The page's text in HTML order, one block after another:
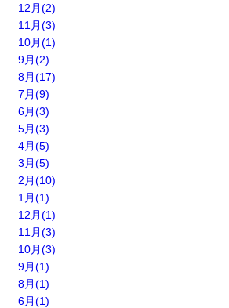
12月(2)
11月(3)
10月(1)
9月(2)
8月(17)
7月(9)
6月(3)
5月(3)
4月(5)
3月(5)
2月(10)
1月(1)
12月(1)
11月(3)
10月(3)
9月(1)
8月(1)
6月(1)